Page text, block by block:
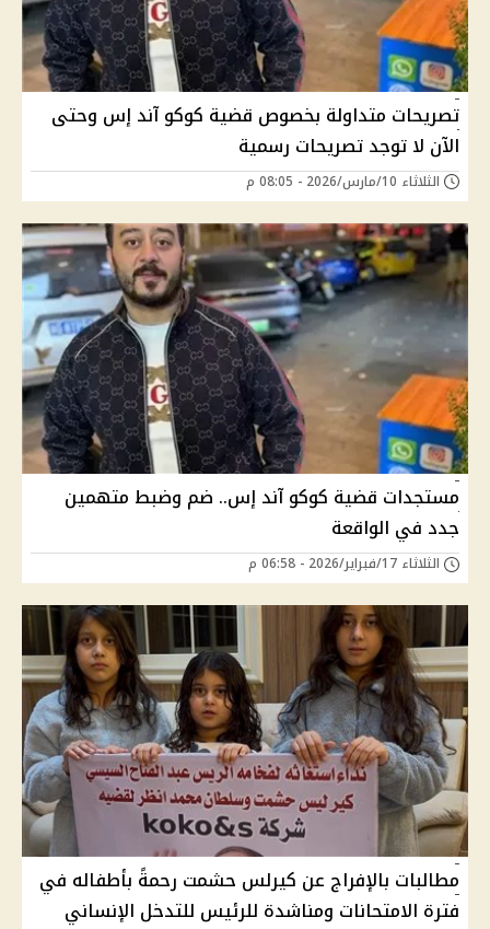
تصريحات متداولة بخصوص قضية كوكو آند إس وحتى
الآن لا توجد تصريحات رسمية
الثلاثاء 10/مارس/2026 - 08:05 م
مستجدات قضية كوكو آند إس.. ضم وضبط متهمين
جدد في الواقعة
الثلاثاء 17/فبراير/2026 - 06:58 م
مطالبات بالإفراج عن كيرلس حشمت رحمةً بأطفاله في
فترة الامتحانات ومناشدة للرئيس للتدخل الإنساني